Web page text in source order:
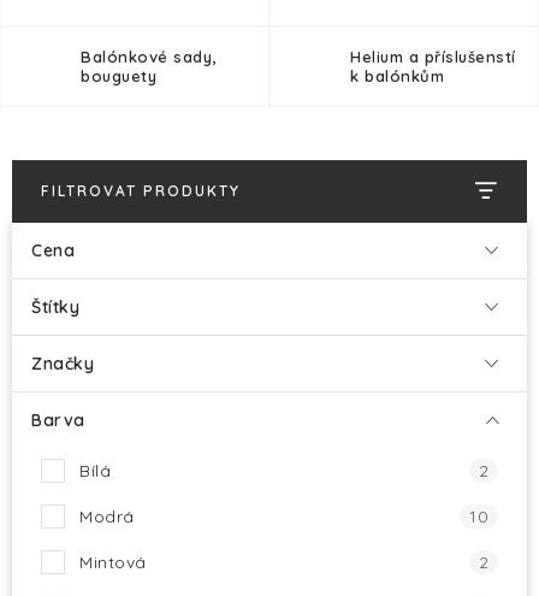
Balónkové sady,
bouguety
Helium a příslušenstí
k balónkům
FILTROVAT PRODUKTY
Cena
Štítky
Značky
Barva
Bílá 2
Modrá 10
Mintová 2